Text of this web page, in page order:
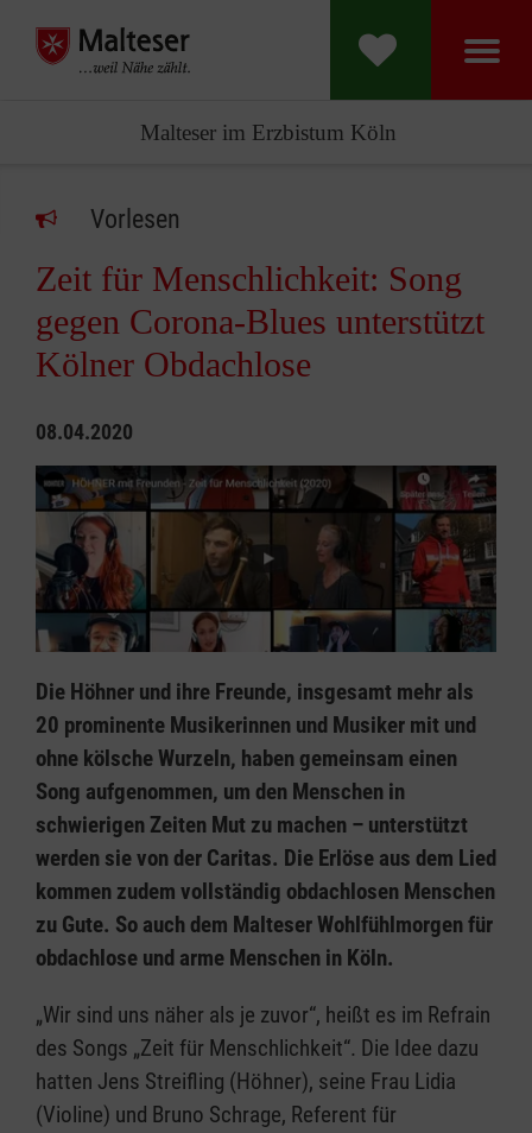
Malteser im Erzbistum Köln
Vorlesen
Zeit für Menschlichkeit: Song
gegen Corona-Blues unterstützt
Kölner Obdachlose
08.04.2020
Die Höhner und ihre Freunde, insgesamt mehr als
20 prominente Musikerinnen und Musiker mit und
ohne kölsche Wurzeln, haben gemeinsam einen
Song aufgenommen, um den Menschen in
schwierigen Zeiten Mut zu machen – unterstützt
werden sie von der Caritas. Die Erlöse aus dem Lied
kommen zudem vollständig obdachlosen Menschen
zu Gute. So auch dem Malteser Wohlfühlmorgen für
obdachlose und arme Menschen in Köln.
„Wir sind uns näher als je zuvor“, heißt es im Refrain
des Songs „Zeit für Menschlichkeit“. Die Idee dazu
hatten Jens Streifling (Höhner), seine Frau Lidia
(Violine) und Bruno Schrage, Referent für